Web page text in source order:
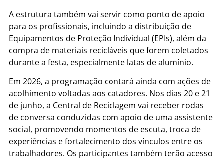
A estrutura também vai servir como ponto de apoio
para os profissionais, incluindo a distribuição de
Equipamentos de Proteção Individual (EPIs), além da
compra de materiais recicláveis que forem coletados
durante a festa, especialmente latas de alumínio.
Em 2026, a programação contará ainda com ações de
acolhimento voltadas aos catadores. Nos dias 20 e 21
de junho, a Central de Reciclagem vai receber rodas
de conversa conduzidas com apoio de uma assistente
social, promovendo momentos de escuta, troca de
experiências e fortalecimento dos vínculos entre os
trabalhadores. Os participantes também terão acesso